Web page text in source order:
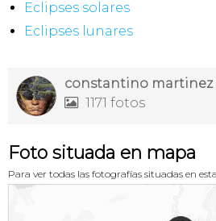
Eclipses solares
Eclipses lunares
constantino martinez
 1171 fotos
Foto situada en mapa
Para ver todas las fotografías situadas en